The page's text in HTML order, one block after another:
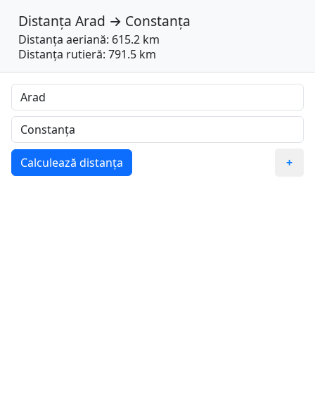
Distanța Arad → Constanța
Distanța aeriană: 615.2 km
Distanța rutieră: 791.5 km
Calculează distanța +